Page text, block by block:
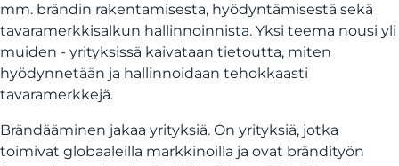
mm. brändin rakentamisesta, hyödyntämisestä sekä
tavaramerkkisalkun hallinnoinnista. Yksi teema nousi yli
muiden - yrityksissä kaivataan tietoutta, miten
hyödynnetään ja hallinnoidaan tehokkaasti
tavaramerkkejä.
Brändääminen jakaa yrityksiä. On yrityksiä, jotka
toimivat globaaleilla markkinoilla ja ovat brändityön